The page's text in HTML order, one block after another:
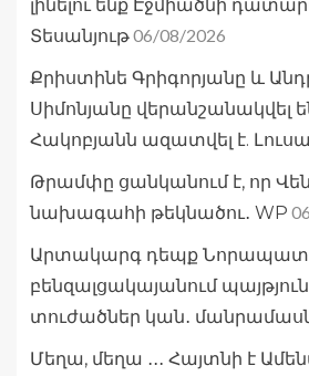
լինելու ենք Էջմիածնի
Տեսանյութ06/08/2026
Քրիստինե Գրիգորյանը և
Սիմոնյանը վերանշանակվել
Հակոբյանն ազատվել է.
Թրամփը ցանկանում է, որ
նախագահի թեկնածու․ WP
Արտակարգ դեպք
բենզալցակայանում պայթյուն
տուժածներ կան․
Մեղա, մեղա ․․․ Հայտնի է